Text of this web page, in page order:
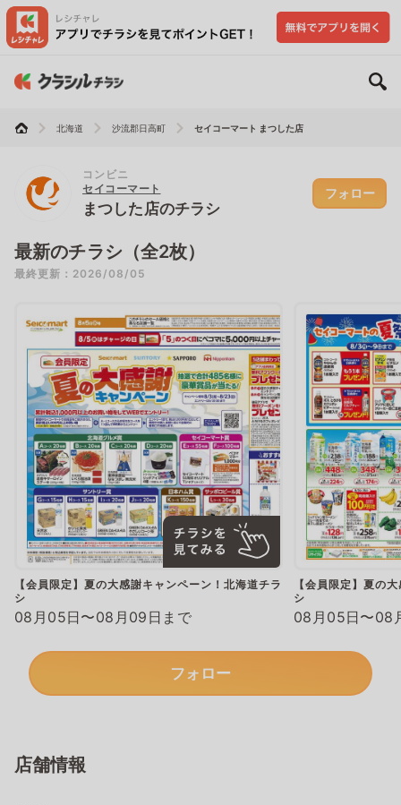
北海道 沙流郡日高町 セイコーマート まつした店
コンビニ
セイコーマート
まつした店のチラシ
フォロー
最新のチラシ（全2枚）
最終更新：2026/08/05
【会員限定】夏の大感謝キャンペーン！北海道チラ
シ
08月05日〜08月09日まで
【会員限定】夏の
シ
08月05日〜08
フォロー
店舗情報